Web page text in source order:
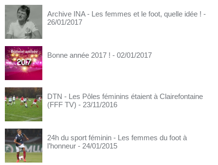
Archive INA - Les femmes et le foot, quelle idée ! -
26/01/2017
Bonne année 2017 ! - 02/01/2017
DTN - Les Pôles féminins étaient à Clairefontaine
(FFF TV) - 23/11/2016
24h du sport féminin - Les femmes du foot à
l’honneur - 24/01/2015